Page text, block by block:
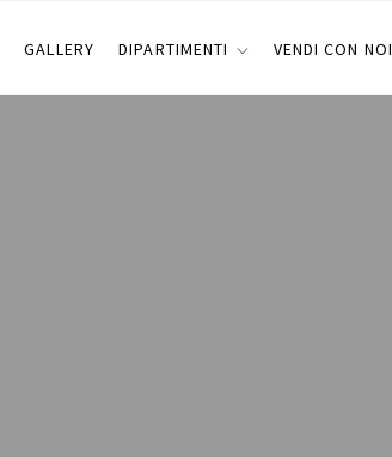
GALLERY DIPARTIMENTI VENDI CON NOI